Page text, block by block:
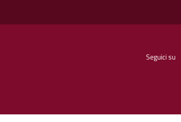
Seguici su